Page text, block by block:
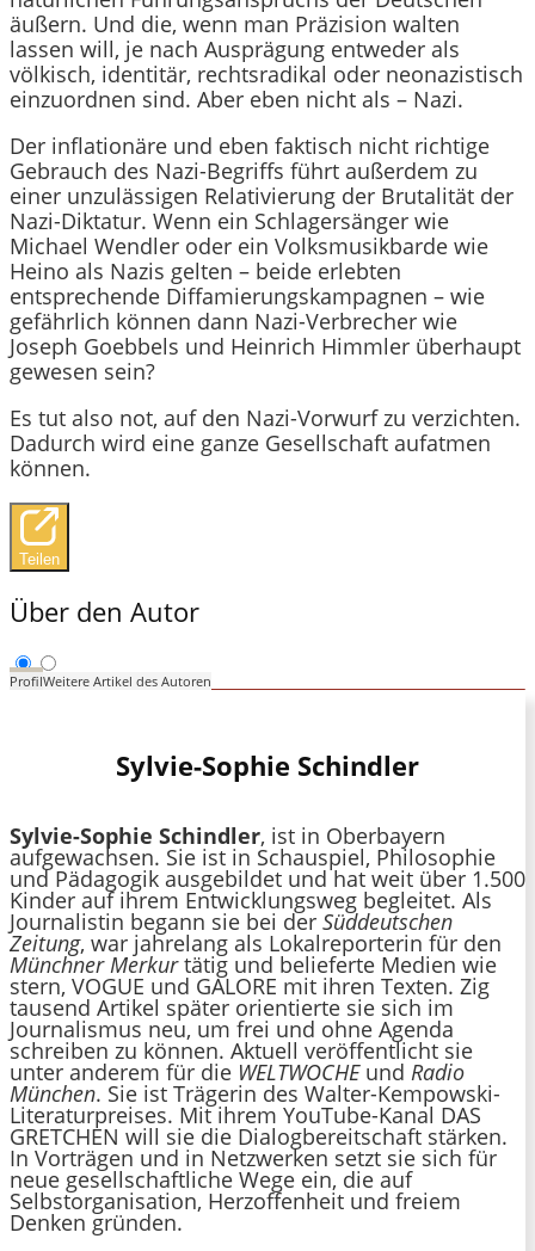
äußern. Und die, wenn man Präzision walten
lassen will, je nach Ausprägung entweder als
völkisch, identitär, rechtsradikal oder neonazistisch
einzuordnen sind. Aber eben nicht als – Nazi.
Der inflationäre und eben faktisch nicht richtige
Gebrauch des Nazi-Begriffs führt außerdem zu
einer unzulässigen Relativierung der Brutalität der
Nazi-Diktatur. Wenn ein Schlagersänger wie
Michael Wendler oder ein Volksmusikbarde wie
Heino als Nazis gelten – beide erlebten
entsprechende Diffamierungskampagnen – wie
gefährlich können dann Nazi-Verbrecher wie
Joseph Goebbels und Heinrich Himmler überhaupt
gewesen sein?
Es tut also not, auf den Nazi-Vorwurf zu verzichten.
Dadurch wird eine ganze Gesellschaft aufatmen
können.
Teilen
Über den Autor
ProfilWeitere Artikel des Autoren
Sylvie-Sophie Schindler
Sylvie-Sophie Schindler, ist in Oberbayern
aufgewachsen. Sie ist in Schauspiel, Philosophie
und Pädagogik ausgebildet und hat weit über 1.500
Kinder auf ihrem Entwicklungsweg begleitet. Als
Journalistin begann sie bei der Süddeutschen
Zeitung, war jahrelang als Lokalreporterin für den
Münchner Merkurtätig und belieferte Medien wie
stern, VOGUE und GALORE mit ihren Texten. Zig
tausend Artikel später orientierte sie sich im
Journalismus neu, um frei und ohne Agenda
schreiben zu können. Aktuell veröffentlicht sie
unter anderem für die WELTWOCHEund Radio
München. Sie ist Trägerin des Walter-Kempowski-
Literaturpreises. Mit ihrem YouTube-Kanal DAS
GRETCHEN will sie die Dialogbereitschaft stärken.
In Vorträgen und in Netzwerken setzt sie sich für
neue gesellschaftliche Wege ein, die auf
Selbstorganisation, Herzoffenheit und freiem
Denken gründen.